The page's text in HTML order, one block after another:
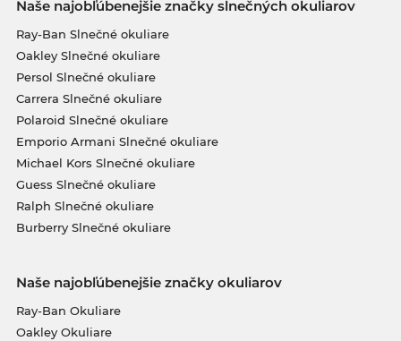
Naše najobľúbenejšie značky slnečných okuliarov
Ray-Ban Slnečné okuliare
Oakley Slnečné okuliare
Persol Slnečné okuliare
Carrera Slnečné okuliare
Polaroid Slnečné okuliare
Emporio Armani Slnečné okuliare
Michael Kors Slnečné okuliare
Guess Slnečné okuliare
Ralph Slnečné okuliare
Burberry Slnečné okuliare
Naše najobľúbenejšie značky okuliarov
Ray-Ban Okuliare
Oakley Okuliare